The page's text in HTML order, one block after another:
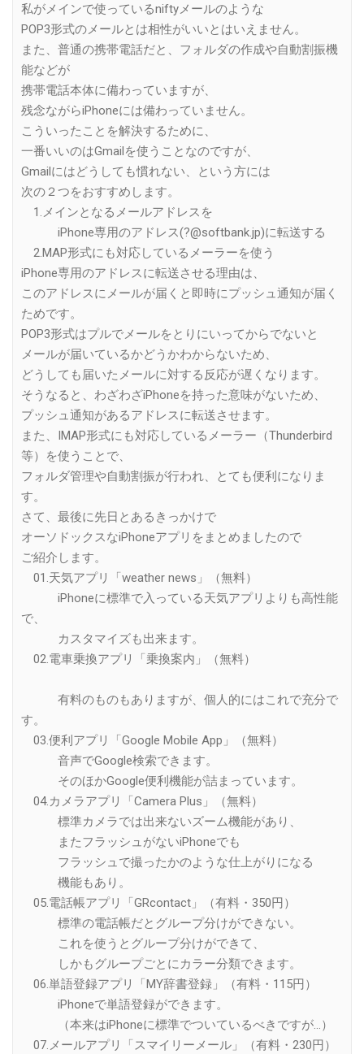
私がメインで使っているniftyメールのような
POP3形式のメールとは相性がいいとはいえません。
また、普通の携帯電話だと、フォルダの作成や自動割振機
能などが
携帯電話本体に備わっていますが、
残念ながらiPhoneには備わっていません。
こういったことを解決するために、
一番いいのはGmailを使うことなのですが、
Gmailにはどうしても慣れない、という方には
次の２つをおすすめします。
1.メインとなるメールアドレスを
iPhone専用のアドレス(?@softbank.jp)に転送する
2.MAP形式にも対応しているメーラーを使う
iPhone専用のアドレスに転送させる理由は、
このアドレスにメールが届くと即時にプッシュ通知が届く
ためです。
POP3形式はプルでメールをとりにいってからでないと
メールが届いているかどうかわからないため、
どうしても届いたメールに対する反応が遅くなります。
そうなると、わざわざiPhoneを持った意味がないため、
プッシュ通知があるアドレスに転送させます。
また、IMAP形式にも対応しているメーラー（Thunderbird
等）を使うことで、
フォルダ管理や自動割振が行われ、とても便利になりま
す。
さて、最後に先日とあるきっかけで
オーソドックスなiPhoneアプリをまとめましたので
ご紹介します。
01.天気アプリ「weather news」（無料）
iPhoneに標準で入っている天気アプリよりも高性能
で、
カスタマイズも出来ます。
02.電車乗換アプリ「乗換案内」（無料）
有料のものもありますが、個人的にはこれで充分で
す。
03.便利アプリ「Google Mobile App」（無料）
音声でGoogle検索できます。
そのほかGoogle便利機能が詰まっています。
04.カメラアプリ「Camera Plus」（無料）
標準カメラでは出来ないズーム機能があり、
またフラッシュがないiPhoneでも
フラッシュで撮ったかのような仕上がりになる
機能もあり。
05.電話帳アプリ「GRcontact」（有料・350円）
標準の電話帳だとグループ分けができない。
これを使うとグループ分けができて、
しかもグループごとにカラー分類できます。
06.単語登録アプリ「MY辞書登録」（有料・115円）
iPhoneで単語登録ができます。
（本来はiPhoneに標準でついているべきですが…）
07.メールアプリ「スマイリーメール」（有料・230円）